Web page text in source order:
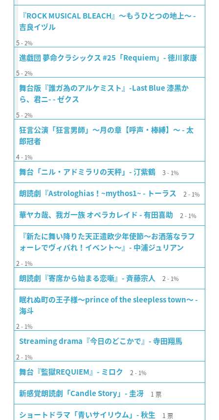
『ROCK MUSICAL BLEACH』〜もうひとつの地上〜 -
吉良イヅル
5 2%
進戯団 夢命クラシックス #25「Requiem」- 徳川家康
5 2%
舞台版『誰ガ為のアルケミスト』-Last Blue 漆黒か
ら、君ニ- - ゼクス
5 2%
狂言公演「狂言男師」〜月の章【呼声・棒縛】〜 - 太
郎冠者
4 1%
舞台「ニル・アドミラリの天秤」- 汀紫鶴 3 1%
朗読劇『Astrologhias！~mythos1~ - トーラス 2 1%
華ヤカ哉、我ガ一族 オペラカレイド - 有田喜助 2 1%
『新たに舞い降りた天正遣欧少年使節〜お洒落なラフ
ォーレでヴィバれ！イベント〜』- 中浦ジュリアン
2 1%
朗読劇『寄席から始まる恋噺』- 斉藤宗人 2 1%
眠れぬ町の王子様〜prince of the sleepless town〜 -
海斗
2 1%
Streaming drama『今日のどこかで』- 寺田翔馬
2 1%
舞台『監獄REQUIEM』- ミロク 2 1%
新感覚朗読劇「Candle Story」- 圭冴 1 票
ショートドラマ「青いサイリウム」- 秋生 1 票